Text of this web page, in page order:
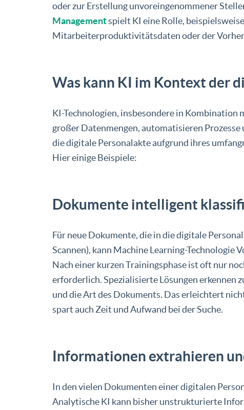
oder zur Erstellung unvoreingenommener
Managementspielt KI eine Rolle,
Mitarbeiterproduktivitätsdaten oder der
Was kann KI im Kontext der
KI-Technologien, insbesondere in Kombination
großer Datenmengen, automatisieren
die digitale Personalakte aufgrund ihres
Hier einige Beispiele:
Dokumente intelligent
Für neue Dokumente, die in die digitale
Scannen), kann Machine Learning-Technologie
Nach einer kurzen Trainingsphase ist oft nur
erforderlich. Spezialisierte Lösungen erkennen
und die Art des Dokuments. Das erleichtert
spart auch Zeit und Aufwand bei der Suche.
Informationen extrahieren
In den vielen Dokumenten einer digitalen
Analytische KI kann bisher unstrukturierte